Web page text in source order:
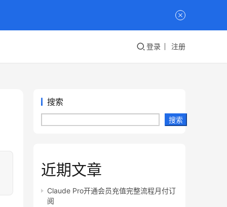
登录 注册
搜索
搜索
近期文章
Claude Pro开通会员充值完整流程月付订
阅